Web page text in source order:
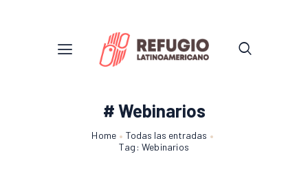
# Webinarios
Home
Todas las entradas
Tag: Webinarios